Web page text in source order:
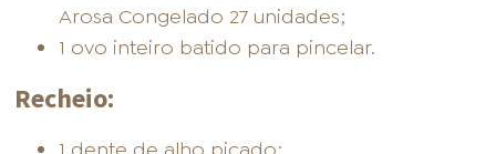
Arosa Congelado 27 unidades;
1 ovo inteiro batido para pincelar.
Recheio: